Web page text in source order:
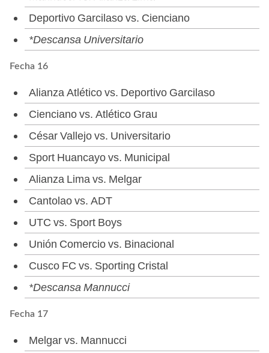
Deportivo Garcilaso vs. Cienciano
*Descansa Universitario
Fecha 16
Alianza Atlético vs. Deportivo Garcilaso
Cienciano vs. Atlético Grau
César Vallejo vs. Universitario
Sport Huancayo vs. Municipal
Alianza Lima vs. Melgar
Cantolao vs. ADT
UTC vs. Sport Boys
Unión Comercio vs. Binacional
Cusco FC vs. Sporting Cristal
*Descansa Mannucci
Fecha 17
Melgar vs. Mannucci